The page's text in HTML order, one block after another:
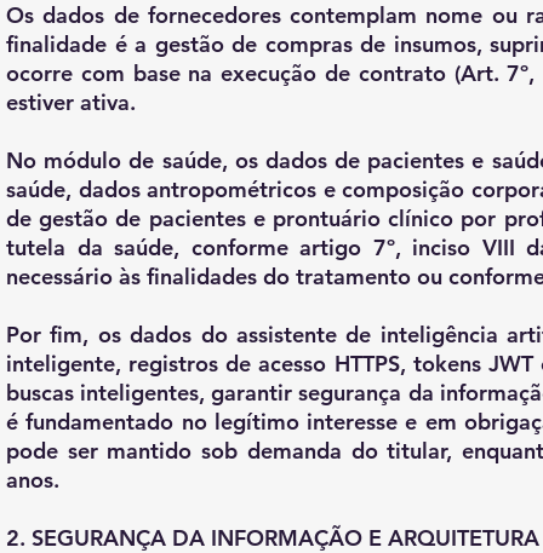
Os dados de fornecedores contemplam nome ou
finalidade é a gestão de compras de insumos,
ocorre com base na execução de contrato (Art.
estiver ativa.
No módulo de saúde, os dados de pacientes e
saúde, dados antropométricos e composição
de gestão de pacientes e prontuário clínico por
tutela da saúde, conforme artigo 7º, inciso VIII
necessário às finalidades do tratamento ou
Por fim, os dados do assistente de inteligência
inteligente, registros de acesso HTTPS, tokens
buscas inteligentes, garantir segurança da
é fundamentado no legítimo interesse e em
pode ser mantido sob demanda do titular,
anos.
2. SEGURANÇA DA INFORMAÇÃO E